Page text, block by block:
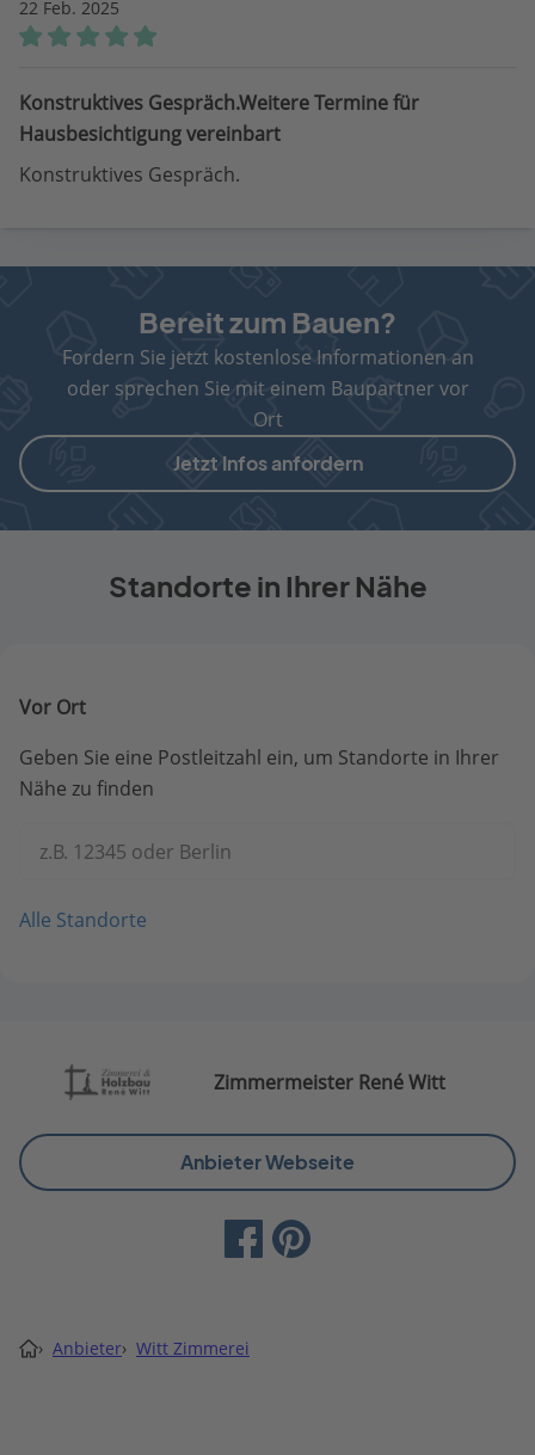
22 Feb. 2025
Konstruktives Gespräch.Weitere Termine für
Hausbesichtigung vereinbart
Konstruktives Gespräch.
Bereit zum Bauen?
Fordern Sie jetzt kostenlose Informationen an
oder sprechen Sie mit einem Baupartner vor
Ort
Jetzt Infos anfordern
Standorte in Ihrer Nähe
Vor Ort
Geben Sie eine Postleitzahl ein, um Standorte in Ihrer
Nähe zu finden
z.B. 12345 oder Berlin
Alle Standorte
Zimmermeister René Witt
Anbieter Webseite
› Anbieter› Witt Zimmerei